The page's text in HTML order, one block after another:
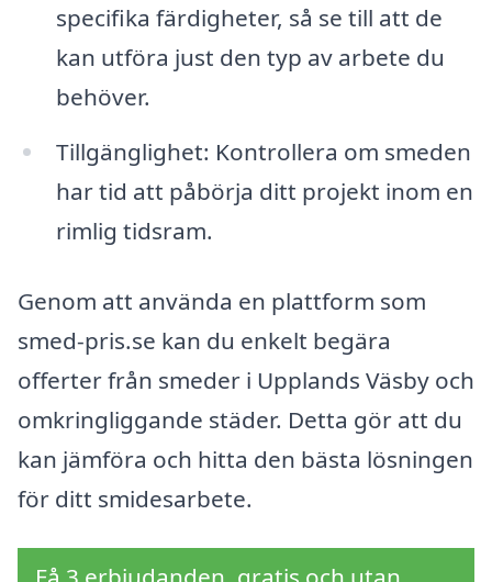
specifika färdigheter, så se till att de
kan utföra just den typ av arbete du
behöver.
Tillgänglighet: Kontrollera om smeden
har tid att påbörja ditt projekt inom en
rimlig tidsram.
Genom att använda en plattform som
smed-pris.se kan du enkelt begära
offerter från smeder i Upplands Väsby och
omkringliggande städer. Detta gör att du
kan jämföra och hitta den bästa lösningen
för ditt smidesarbete.